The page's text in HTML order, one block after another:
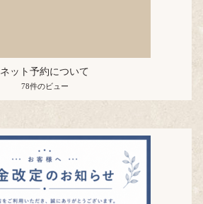
ネット予約について
78件のビュー